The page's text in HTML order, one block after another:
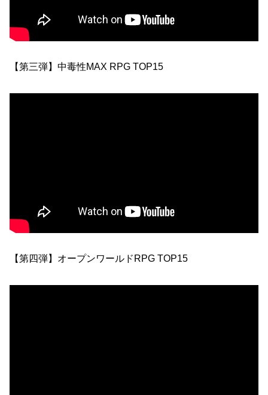
【第三弾】中毒性MAX RPG TOP15
【第四弾】オープンワールドRPG TOP15